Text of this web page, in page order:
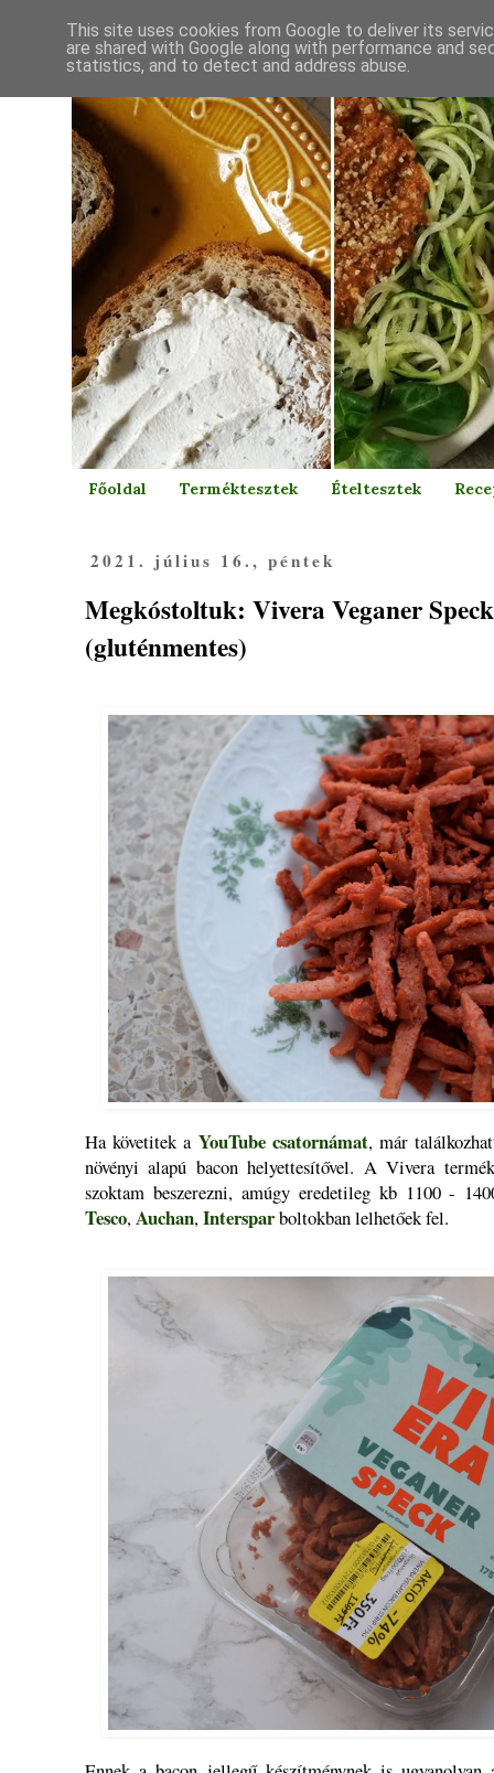
Főoldal Terméktesztek Ételtesztek
2021. július 16., péntek
Megkóstoltuk: Vivera Veganer
(gluténmentes)
Ha követitek a YouTube csatornámat, már
növényi alapú bacon helyettesítővel. A Vivera
szoktam beszerezni, amúgy eredetileg kb 1100 -
Tesco,Auchan,Intersparboltokban lelhetőek fel.
This site uses cookies from Google to deliver its
are shared with Google along with performance and
statistics, and to detect and address abuse.